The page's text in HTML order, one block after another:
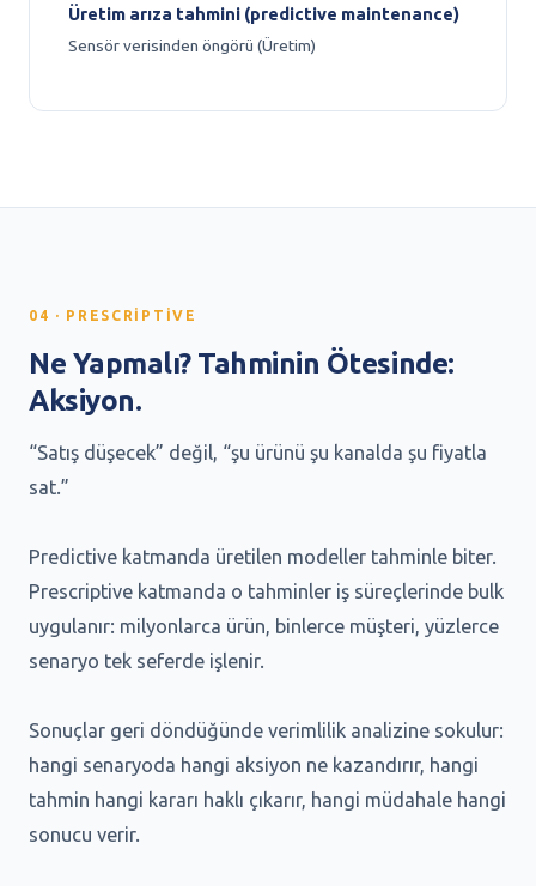
Üretim arıza tahmini (predictive maintenance)
Sensör verisinden öngörü (Üretim)
04 · PRESCRIPTIVE
Ne Yapmalı? Tahminin Ötesinde:
Aksiyon.
“Satış düşecek” değil, “şu ürünü şu kanalda şu fiyatla
sat.”
Predictive katmanda üretilen modeller tahminle biter.
Prescriptive katmanda o tahminler iş süreçlerinde bulk
uygulanır: milyonlarca ürün, binlerce müşteri, yüzlerce
senaryo tek seferde işlenir.
Sonuçlar geri döndüğünde verimlilik analizine sokulur:
hangi senaryoda hangi aksiyon ne kazandırır, hangi
tahmin hangi kararı haklı çıkarır, hangi müdahale hangi
sonucu verir.